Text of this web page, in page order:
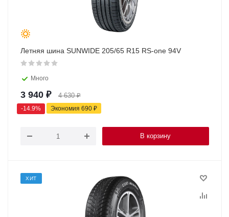
Летняя шина SUNWIDE 205/65 R15 RS-one 94V
Много
3 940 ₽ 4 630₽
-14.9% Экономия 690 ₽
В корзину
ХИТ